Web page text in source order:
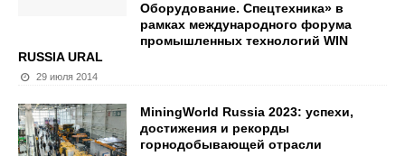
Оборудование. Спецтехника» в
рамках международного форума
промышленных технологий WIN
RUSSIA URAL
29 июля 2014
MiningWorld Russia 2023: успехи,
достижения и рекорды
горнодобывающей отрасли